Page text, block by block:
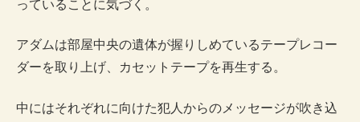
っていることに気づく。
アダムは部屋中央の遺体が握りしめているテープレコー
ダーを取り上げ、カセットテープを再生する。
中にはそれぞれに向けた犯人からのメッセージが吹き込